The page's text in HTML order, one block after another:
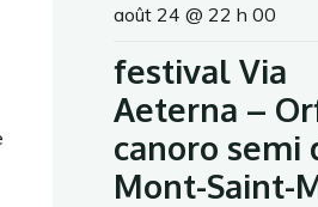
août 24 @ 22 h 00
festival Via
Aeterna –
canoro semi
Mont-Saint-